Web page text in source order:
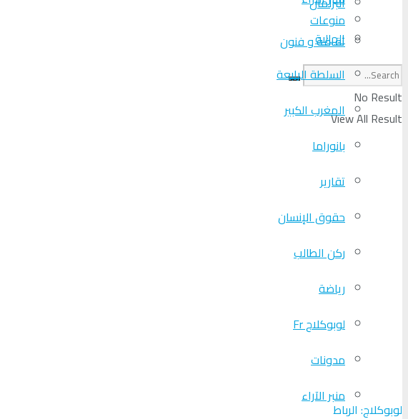
منوعات
ثقافة و فنون
No Result
View All Result
الجالية
السلطة الرابعة
المغرب الكبير
بانوراما
تقارير
حقوق الإنسان
ركن الطالب
رياضة
لوبوكلاج Fr
مدونات
منبر الآراء
لوبوكلاج: الرباط